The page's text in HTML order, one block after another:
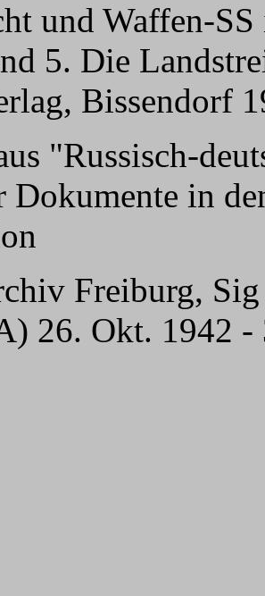
und Waffen-
5. Die
Bissendorf
"Russisch-
Dokumente in
Freiburg,
26. Okt. 1942 -